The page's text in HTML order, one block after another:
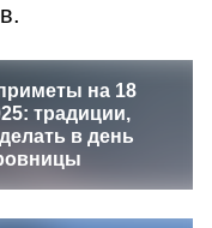
на 18
традиции,
в день